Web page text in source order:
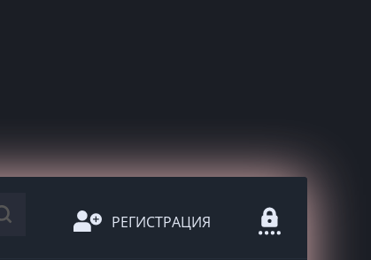
РЕГИСТРАЦИЯ